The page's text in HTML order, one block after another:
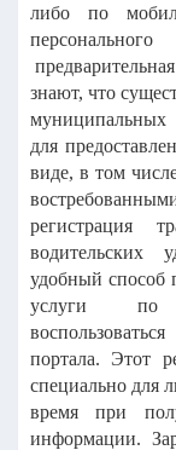
либо по
знают, что
для
виде, в том
регистрация
водительских
удобный способ
услуги
портала. Этот
специально для
время при
информации.